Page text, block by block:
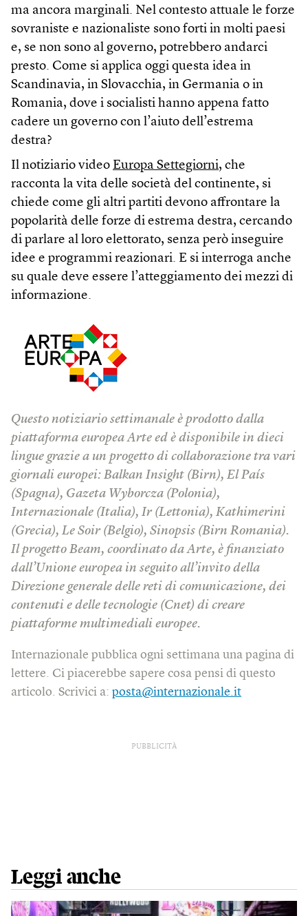
ma ancora marginali. Nel contesto attuale le forze
sovraniste e nazionaliste sono forti in molti paesi
e, se non sono al governo, potrebbero andarci
presto. Come si applica oggi questa idea in
Scandinavia, in Slovacchia, in Germania o in
Romania, dove i socialisti hanno appena fatto
cadere un governo con l’aiuto dell’estrema
destra?
Il notiziario video Europa Settegiorni, che
racconta la vita delle società del continente, si
chiede come gli altri partiti devono affrontare la
popolarità delle forze di estrema destra, cercando
di parlare al loro elettorato, senza però inseguire
idee e programmi reazionari. E si interroga anche
su quale deve essere l’atteggiamento dei mezzi di
informazione.
Questo notiziario settimanale è prodotto dalla
piattaforma europea Arte ed è disponibile in dieci
lingue grazie a un progetto di collaborazione tra vari
giornali europei: Balkan Insight (Birn), El País
(Spagna), Gazeta Wyborcza (Polonia),
Internazionale (Italia), Ir (Lettonia), Kathimerini
(Grecia), Le Soir (Belgio), Sinopsis (Birn Romania).
Il progetto Beam, coordinato da Arte, è finanziato
dall’Unione europea in seguito all’invito della
Direzione generale delle reti di comunicazione, dei
contenuti e delle tecnologie (Cnet) di creare
piattaforme multimediali europee.
Internazionale pubblica ogni settimana una pagina di
lettere. Ci piacerebbe sapere cosa pensi di questo
articolo. Scrivici a: posta@internazionale.it
PUBBLICITÀ
Leggi anche